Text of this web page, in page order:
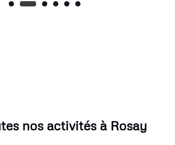
nos activités à Rosay